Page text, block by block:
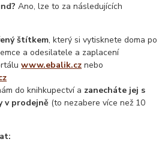
Ano, lze to za následujících
štítkem, který si vytisknete doma po
a odesilatele a zaplacení
www.ebalik.cz nebo
do knihkupectví a zanecháte jej s
v prodejně (to nezabere více než 10